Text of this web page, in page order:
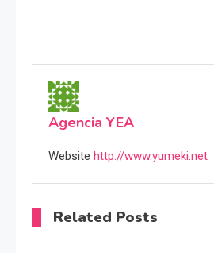
Agencia YEA
Website http://www.yumeki.net
Related Posts